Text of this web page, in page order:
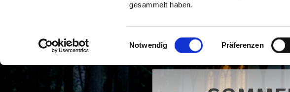
gesammelt haben.
Einwilligungsauswahl
Notwendig Präferenzen